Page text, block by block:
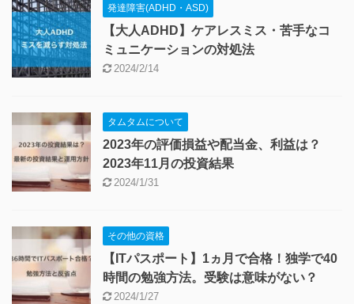
発達障害(ADHD・ASD)
【大人ADHD】ケアレスミス・苦手なコ
ミュニケーションの対処法
2024/2/14
タムタムについて
2023年の評価損益や配当金、利益は？
2023年11月の投資結果
2024/1/31
その他の資格
【ITパスポート】1ヵ月で合格！独学で40
時間の勉強方法。受験は意味がない？
2024/1/27